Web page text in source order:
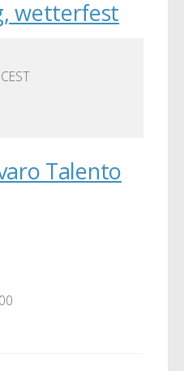
wetterfest
Talento